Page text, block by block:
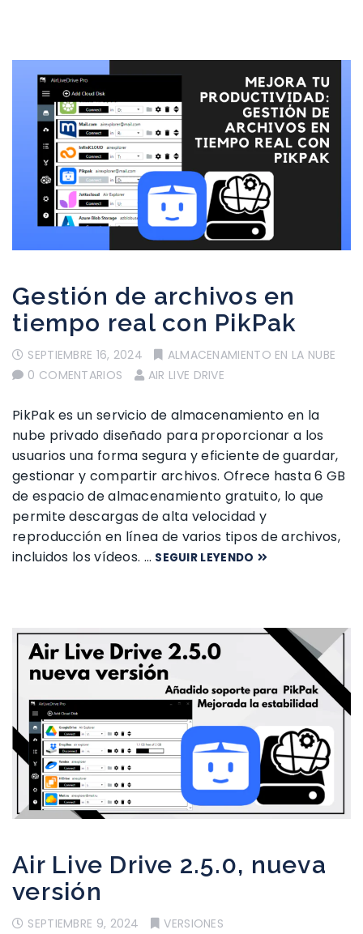
Gestión de archivos en
tiempo real con PikPak
SEPTIEMBRE 16, 2024
ALMACENAMIENTO EN LA NUBE
0 COMENTARIOS
AIR LIVE DRIVE
PikPak ​​es un servicio de almacenamiento en la
nube privado diseñado para proporcionar a los
usuarios una forma segura y eficiente de guardar,
gestionar y compartir archivos. Ofrece hasta 6 GB
de espacio de almacenamiento gratuito, lo que
permite descargas de alta velocidad y
reproducción en línea de varios tipos de archivos,
incluidos los vídeos. … SEGUIR LEYENDO
Air Live Drive 2.5.0, nueva
versión
SEPTIEMBRE 9, 2024
VERSIONES